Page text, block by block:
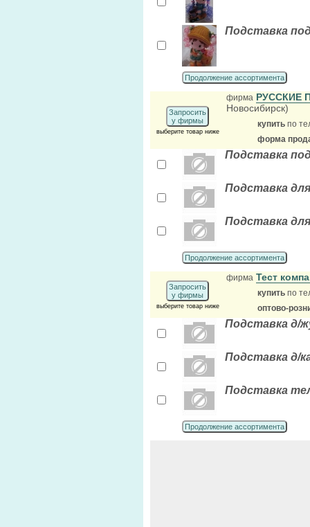
Подставка
Продолжение ассортимента
Запросить
у фирмы
выберите товар ниже
фирма РУССКИЕ
Новосибирск)
купить по
форма
Подставка
Подставка
Подставка
Продолжение ассортимента
Запросить
у фирмы
выберите товар ниже
фирма Тест
купить по
оптово-
Подставка д/
Подставка д/
Подставка
Продолжение ассортимента